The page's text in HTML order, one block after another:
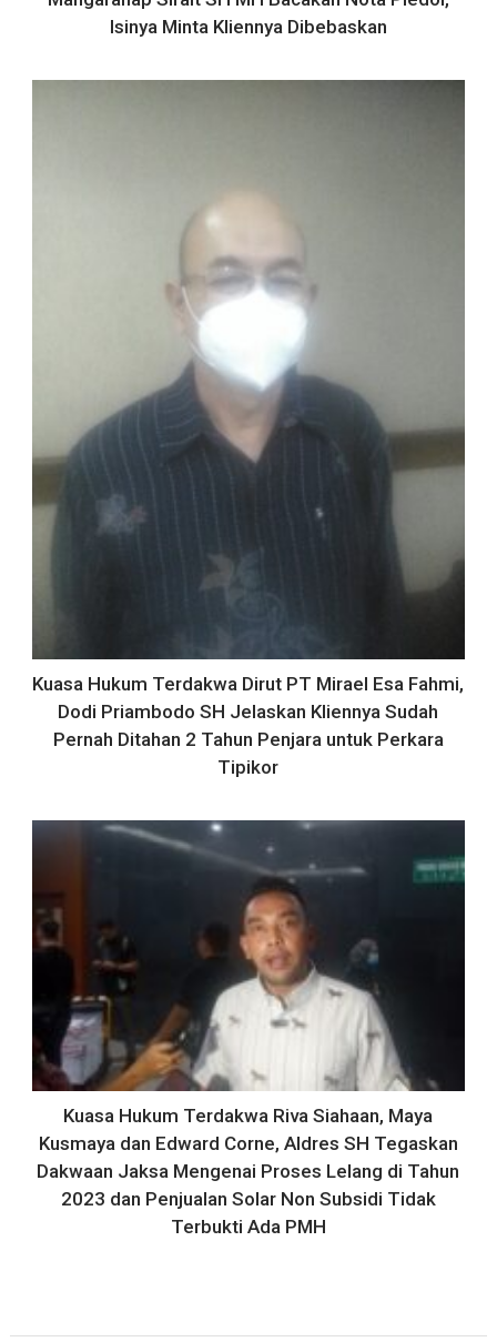
Isinya Minta Kliennya Dibebaskan
Kuasa Hukum Terdakwa Dirut PT Mirael Esa Fahmi,
Dodi Priambodo SH Jelaskan Kliennya Sudah
Pernah Ditahan 2 Tahun Penjara untuk Perkara
Tipikor
Kuasa Hukum Terdakwa Riva Siahaan, Maya
Kusmaya dan Edward Corne, Aldres SH Tegaskan
Dakwaan Jaksa Mengenai Proses Lelang di Tahun
2023 dan Penjualan Solar Non Subsidi Tidak
Terbukti Ada PMH